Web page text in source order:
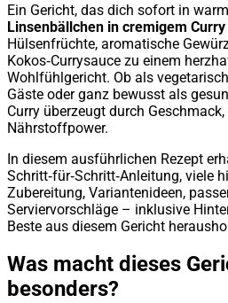
Ein Gericht, das dich sofort in
Linsenbällchen in cremigem Curry
Hülsenfrüchte, aromatische
Kokos‑Currysauce zu einem
Wohlfühlgericht. Ob als
Gäste oder ganz bewusst als
Curry überzeugt durch
Nährstoffpower.
In diesem ausführlichen Rezept
Schritt‑für‑Schritt‑Anleitung, viele
Zubereitung, Variantenideen,
Serviervorschläge – inklusive
Beste aus diesem Gericht
Was macht dieses
besonders?